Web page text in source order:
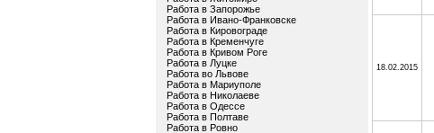
Работа в Запорожье
Работа в Ивано-Франковске
Работа в Кировограде
Работа в Кременчуге
Работа в Кривом Роге
Работа в Луцке
Работа во Львове
Работа в Мариуполе
Работа в Николаеве
Работа в Одессе
Работа в Полтаве
Работа в Ровно
18.02.2015